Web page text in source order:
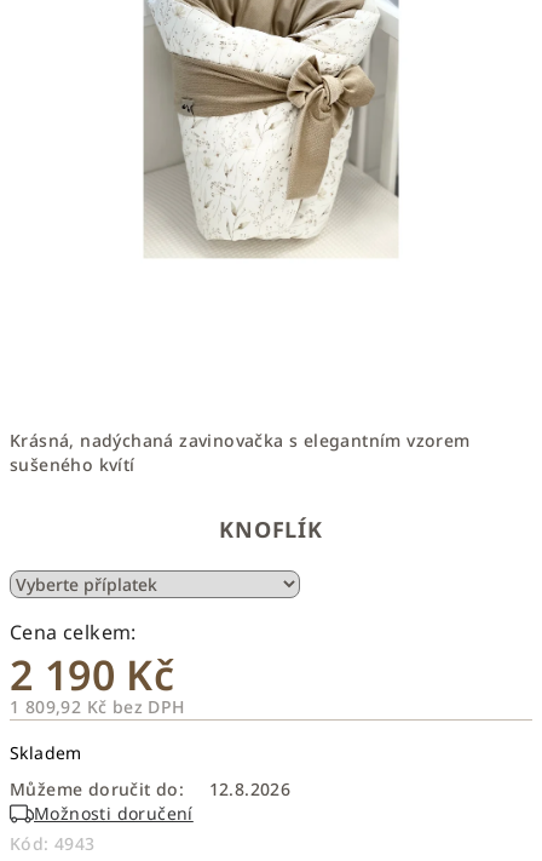
Krásná, nadýchaná zavinovačka s elegantním vzorem
sušeného kvítí
KNOFLÍK
2 190 Kč
1 809,92 Kč bez DPH
cena:
Skladem
Můžeme doručit do:
12.8.2026
Možnosti doručení
Kód: 4943